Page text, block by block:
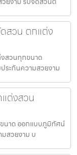
สวน ตกแต่ง
สวนทุกขนาด
ระกันความสวยงาม
ต่งสวน
นาด ออกแบบภูมิทัศน์
มสวยงาม บ